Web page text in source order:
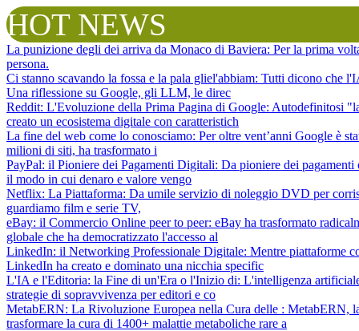
HOT NEWS
La punizione degli dei arriva da Monaco di Baviera: Per la prima
persona.
Ci stanno scavando la fossa e la pala gliel'abbiam: Tutti dicono che
Una riflessione su Google, gli LLM, le direc
Reddit: L'Evoluzione della Prima Pagina di Google: Autodefinitosi
creato un ecosistema digitale con caratteristich
La fine del web come lo conosciamo: Per oltre vent’anni Google è
milioni di siti, ha trasformato i
PayPal: il Pioniere dei Pagamenti Digitali: Da pioniere dei
il modo in cui denaro e valore vengo
Netflix: La Piattaforma: Da umile servizio di noleggio DVD per
guardiamo film e serie TV,
eBay: il Commercio Online peer to peer: eBay ha trasformato
globale che ha democratizzato l'accesso al
LinkedIn: il Networking Professionale Digitale: Mentre piattaforme
LinkedIn ha creato e dominato una nicchia specific
L'IA e l'Editoria: la Fine di un'Era o l'Inizio di: L'intelligenza
strategie di sopravvivenza per editori e co
MetabERN: La Rivoluzione Europea nella Cura delle : MetabERN,
trasformare la cura di 1400+ malattie metaboliche rare a